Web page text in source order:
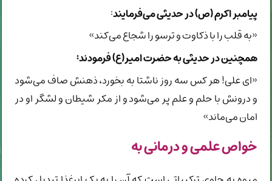
پیامبر اکرم (ص) در حدیثی می‌فرمایند:
«به قلب را با ذکاوت و ترسو را شجاع می‌کند»
همچنین در حدیثی به حضرت امیر(ع) فرمودند:
«ای علی!‌ هر کس سه روز ناشتا به بخورد، ذهنش صاف می‌شود
و درونش با حلم و علم پر می‌شود و از مکر شیطان و لشگر او در
امان می‌ماند»
خواص علمی و درمانی به